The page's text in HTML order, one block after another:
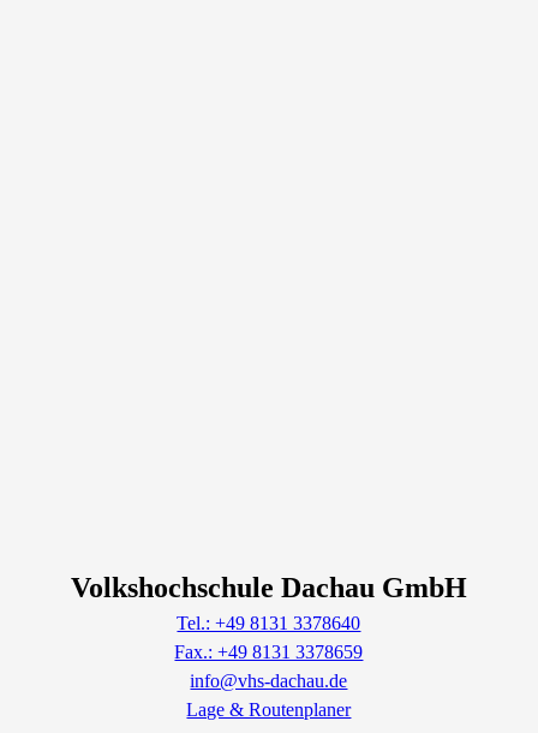
Volkshochschule Dachau GmbH
Tel.: +49 8131 3378640
Fax.: +49 8131 3378659
info@vhs-dachau.de
Lage & Routenplaner